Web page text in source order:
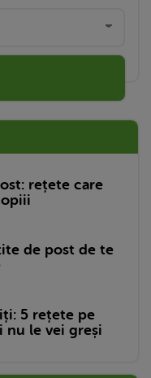
rețete care
de post de te
5 rețete pe
nu le vei greși